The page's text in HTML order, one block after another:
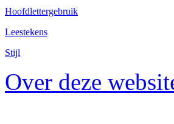
Hoofdlettergebruik
Leestekens
Stijl
Over deze